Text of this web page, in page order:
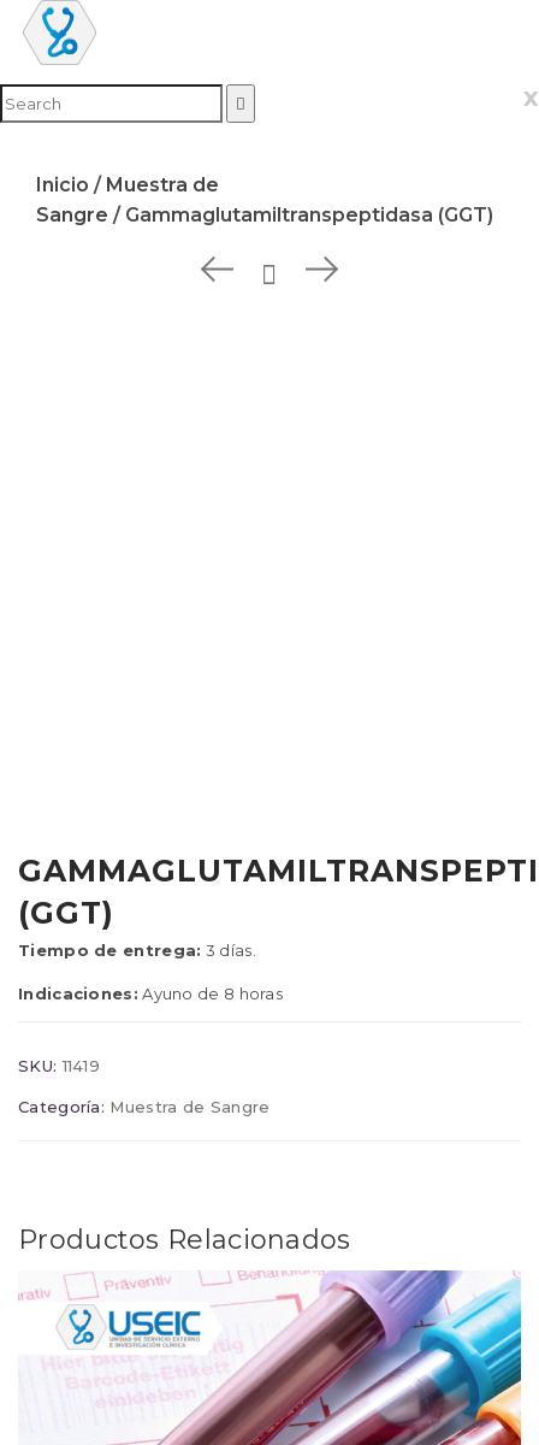
x
Inicio / Muestra de
Sangre / Gammaglutamiltranspeptidasa (GGT)
(GGT)
Tiempo de entrega: 3 días.
Indicaciones: Ayuno de 8 horas
SKU:11419
Categoría: Muestra de Sangre
Productos Relacionados